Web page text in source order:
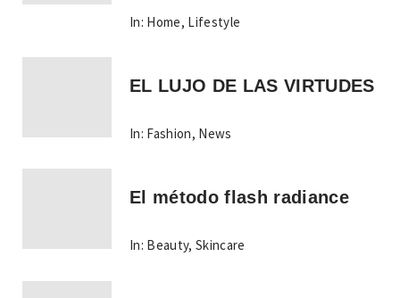
In: Home, Lifestyle
EL LUJO DE LAS VIRTUDES
In: Fashion, News
El método flash radiance
In: Beauty,Skincare